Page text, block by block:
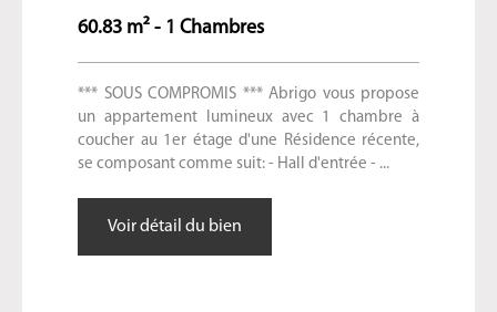
60.83 m² - 1 Chambres
*** SOUS COMPROMIS *** Abrigo vous propose
un appartement lumineux avec 1 chambre à
coucher au 1er étage d'une Résidence récente,
se composant comme suit: - Hall d'entrée - ...
Voir détail du bien